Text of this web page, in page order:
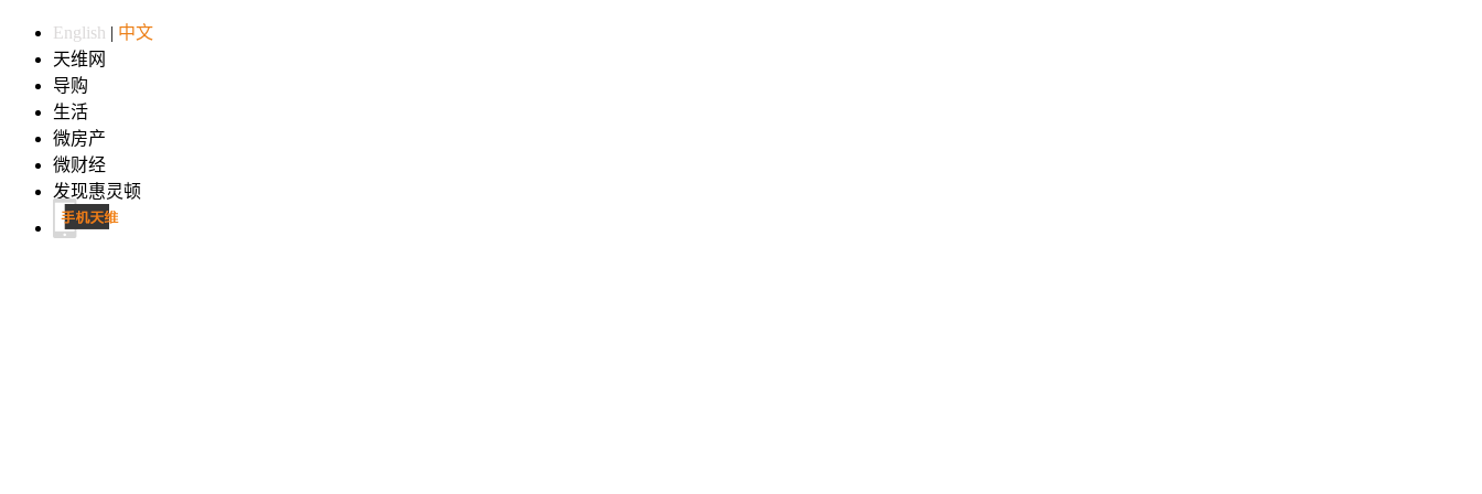
English | 中文
天维网
导购
生活
微房产
微财经
发现惠灵顿